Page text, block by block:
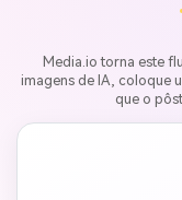
Media.io torna este
imagens de IA, coloque
que o